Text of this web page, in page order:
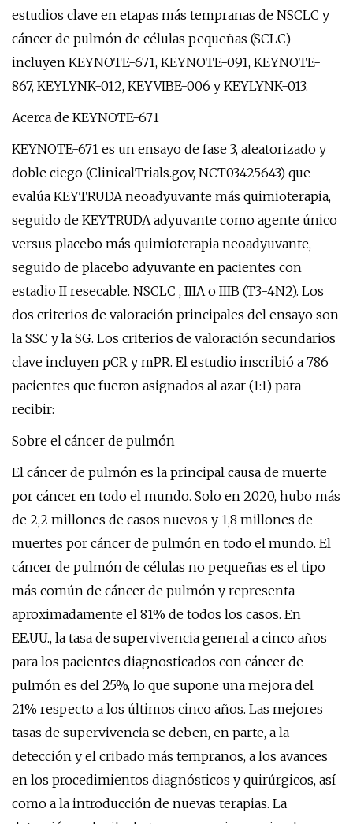
estudios clave en etapas más tempranas de NSCLC y
cáncer de pulmón de células pequeñas (SCLC)
incluyen KEYNOTE-671, KEYNOTE-091, KEYNOTE-
867, KEYLYNK-012, KEYVIBE-006 y KEYLYNK-013.
Acerca de KEYNOTE-671
KEYNOTE-671 es un ensayo de fase 3, aleatorizado y
doble ciego (ClinicalTrials.gov, NCT03425643) que
evalúa KEYTRUDA neoadyuvante más quimioterapia,
seguido de KEYTRUDA adyuvante como agente único
versus placebo más quimioterapia neoadyuvante,
seguido de placebo adyuvante en pacientes con
estadio II resecable. NSCLC , IIIA o IIIB (T3-4N2). Los
dos criterios de valoración principales del ensayo son
la SSC y la SG. Los criterios de valoración secundarios
clave incluyen pCR y mPR. El estudio inscribió a 786
pacientes que fueron asignados al azar (1:1) para
recibir:
Sobre el cáncer de pulmón
El cáncer de pulmón es la principal causa de muerte
por cáncer en todo el mundo. Solo en 2020, hubo más
de 2,2 millones de casos nuevos y 1,8 millones de
muertes por cáncer de pulmón en todo el mundo. El
cáncer de pulmón de células no pequeñas es el tipo
más común de cáncer de pulmón y representa
aproximadamente el 81% de todos los casos. En
EE.UU., la tasa de supervivencia general a cinco años
para los pacientes diagnosticados con cáncer de
pulmón es del 25%, lo que supone una mejora del
21% respecto a los últimos cinco años. Las mejores
tasas de supervivencia se deben, en parte, a la
detección y el cribado más tempranos, a los avances
en los procedimientos diagnósticos y quirúrgicos, así
como a la introducción de nuevas terapias. La